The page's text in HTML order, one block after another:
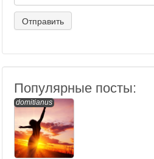
Популярные посты:
domitianus